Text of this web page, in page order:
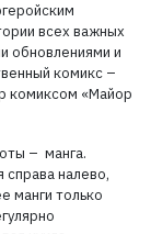
всех важных
обновлениями и
комикс –
комиксом «Майор
– манга.
налево,
манги только